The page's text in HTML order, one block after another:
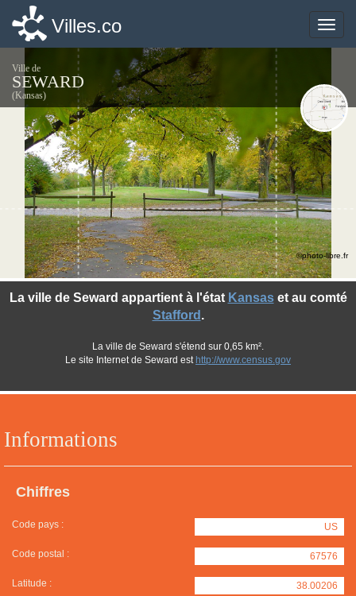
Toggle
Villes.co
Ville de
SEWARD
(Kansas)
Informations
Chiffres
Code pays : US
Code postal : 67576
Latitude : 38.00206
La ville de Seward appartient à l'état Kansaset au comté
Stafford .
La ville de Seward s'étend sur 0,65 km².
Le site Internet de Seward est http://www.census.gov
©photo-libre.fr
Toggle
Villes.co